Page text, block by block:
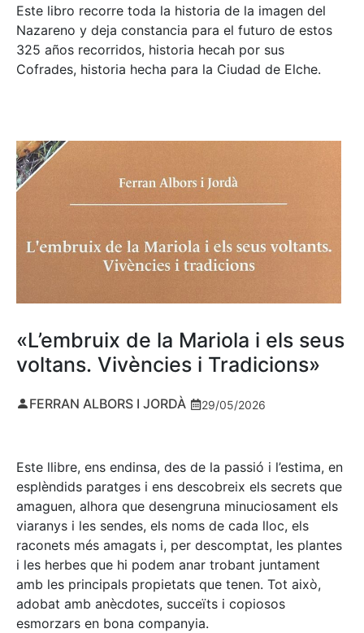
Este libro recorre toda la historia de la imagen del
Nazareno y deja constancia para el futuro de estos
325 años recorridos, historia hecah por sus
Cofrades, historia hecha para la Ciudad de Elche.
«L’embruix de la Mariola i els seus
voltans. Vivències i Tradicions»
FERRAN ALBORS I JORDÀ 29/05/2026
Este llibre, ens endinsa, des de la passió i l’estima, en
esplèndids paratges i ens descobreix els secrets que
amaguen, alhora que desengruna minuciosament els
viaranys i les sendes, els noms de cada lloc, els
raconets més amagats i, per descomptat, les plantes
i les herbes que hi podem anar trobant juntament
amb les principals propietats que tenen. Tot això,
adobat amb anècdotes, succeïts i copiosos
esmorzars en bona companyia.